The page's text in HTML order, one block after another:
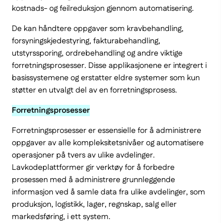
kostnads- og feilreduksjon gjennom automatisering.
De kan håndtere oppgaver som kravbehandling,
forsyningskjedestyring, fakturabehandling,
utstyrssporing, ordrebehandling og andre viktige
forretningsprosesser. Disse applikasjonene er integrert i
basissystemene og erstatter eldre systemer som kun
støtter en utvalgt del av en forretningsprosess.
Forretningsprosesser
Forretningsprosesser er essensielle for å administrere
oppgaver av alle kompleksitetsnivåer og automatisere
operasjoner på tvers av ulike avdelinger.
Lavkodeplattformer gir verktøy for å forbedre
prosessen med å administrere grunnleggende
informasjon ved å samle data fra ulike avdelinger, som
produksjon, logistikk, lager, regnskap, salg eller
markedsføring, i ett system.